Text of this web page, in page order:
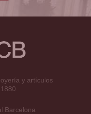
y artículos
Barcelona